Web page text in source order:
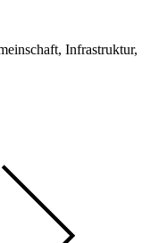
Infrastruktur,